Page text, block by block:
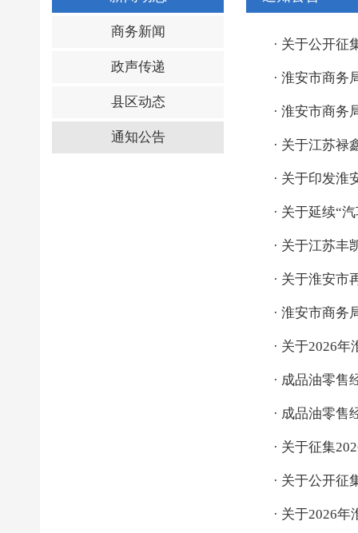
商务新闻
政声传递
县区动态
通知公告
· 关于公开征
· 淮安市商务
· 淮安市商务
· 关于江苏禄
· 关于印发淮
· 关于延续“
· 关于江苏丰
· 关于淮安市
· 淮安市商务
· 关于2026年
· 成品油零售
· 成品油零售
· 关于征集
· 关于公开征
· 关于2026年